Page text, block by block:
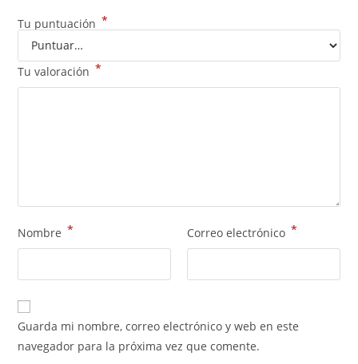
Tu puntuación *
Tu valoración *
Nombre * Correo electrónico *
Guarda mi nombre, correo electrónico y web en este
navegador para la próxima vez que comente.